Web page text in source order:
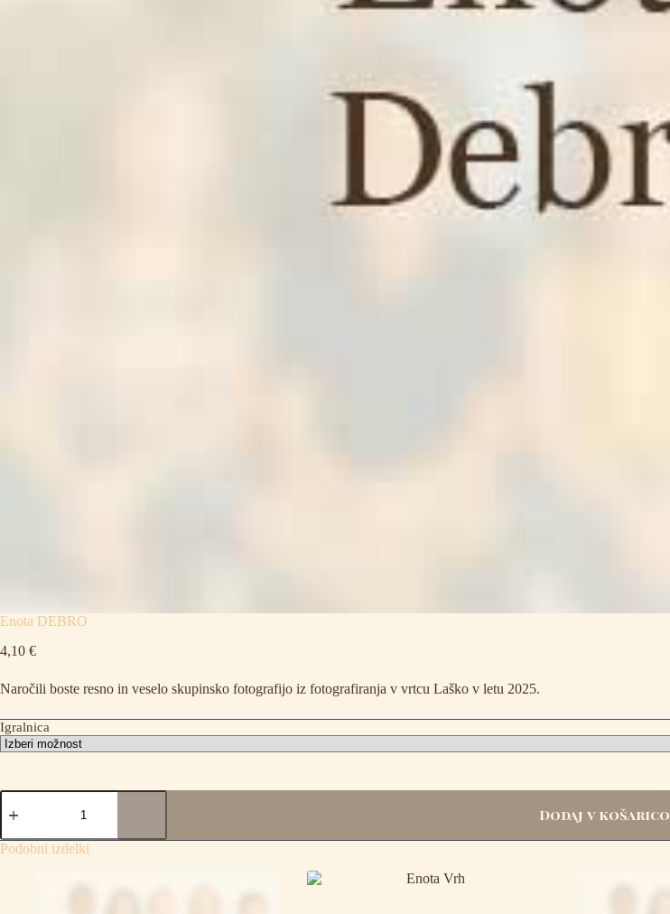
Enota DEBRO
4,10 €
Naročili boste resno in veselo skupinsko fotografijo iz fotografiranja v vrtcu Laško v letu 2025.
Igralnica
Enota
DEBRO
Dodaj v košarico
Podobni izdelki